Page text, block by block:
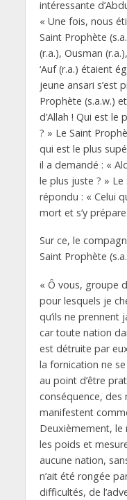
intéressante
« Une fois, nous
Saint Prophète
(r.a.), Ousman
‘Auf (r.a.) étaient
jeune ansari s’est
Prophète (s.a.w.)
d’Allah ! Qui est le
? » Le Saint
qui est le plus
il a demandé : «
le plus juste ? » Le
répondu : « Celui
mort et s’y prépare
Sur ce, le
Saint Prophète
« Ô vous, groupe
pour lesquels je
qu’ils ne prennent
car toute nation
est détruite par
la fornication ne
au point d’être
conséquence, des
manifestent
Deuxièmement, le
les poids et
aucune nation,
n’ait été rongée
difficultés, de